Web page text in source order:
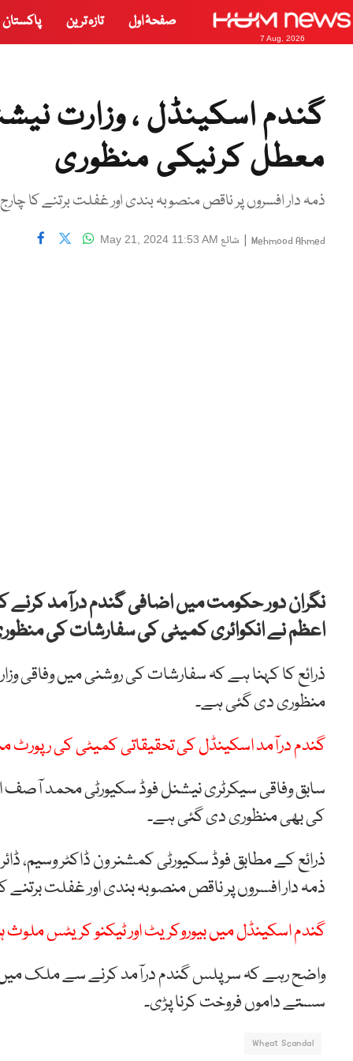
7 Aug, 2026
صفحۂ اول تازہ ترین پاکستان
معطل کرنیکی منظوری
ذمہ دار افسروں پر ناقص منصوبہ بندی اور غفلت برتنے کا چارج
Mehmood Ahmed
| شائع May 21, 2024 11:53 AM
نگران دور حکومت میں اضافی گندم درآمد کرنے
اعظم نے انکوائری کمیٹی کی سفارشات کی
منظوری دی گئی ہے۔
گندم درآمد اسکینڈل کی تحقیقاتی کمیٹی کی رپورٹ
سابق وفاقی سیکرٹری نیشنل فوڈ سکیورٹی محمد
کی بھی منظوری دی گئی ہے۔
ذرائع کے مطابق فوڈ سکیورٹی کمشنر ون ڈاکٹر
ذمہ دار افسروں پر ناقص منصوبہ بندی اور غفلت برتنے
گندم اسکینڈل میں بیوروکریٹ اور ٹیکنو کریٹس
واضح رہے کہ سرپلس گندم درآمد کرنے سے ملک
سستے داموں فروخت کرنا پڑی۔
Wheat Scandal